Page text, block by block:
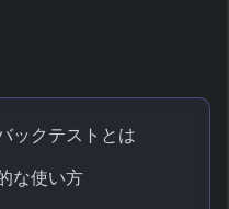
ックテストとは
な使い方